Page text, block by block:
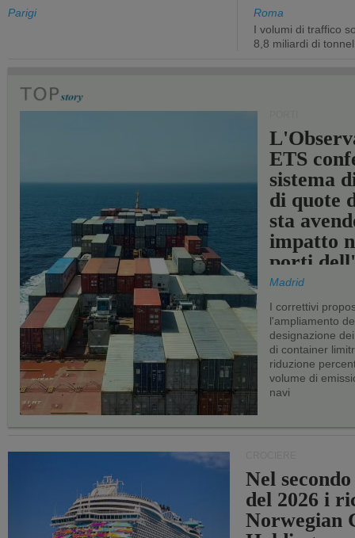
portuale statale
Parigi
Roma
I volumi di traffico
8,8 miliardi di
ETS
sistema
di quote
sta
impatto
porti
Madrid
I correttivi
l'ampliamento
designazione
di container
riduzione
volume di
navi
Nel
del 2026 i
Norwegian